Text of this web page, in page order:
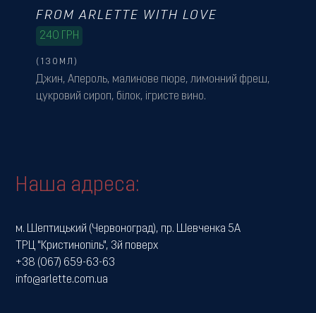
Джин, Апероль, малинове пюре, лимонний фреш,
цукровий сироп, білок, ігристе вино.
(130МЛ)
FROM ARLETTE WITH LOVE
240 ГРН
Наша адреса:
м. Шептицький (Червоноград), пр. Шевченка 5А
ТРЦ "Кристинопіль", 3й поверх
+38 (067) 659-63-63
info@arlette.com.ua